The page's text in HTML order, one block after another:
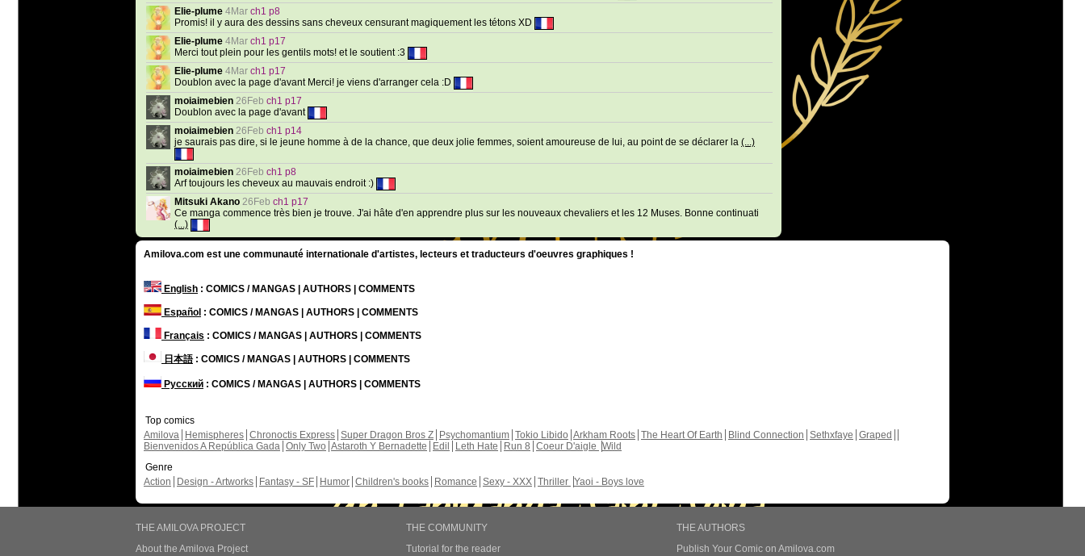
Elie-plume 4Mar ch1 p8
Promis! il y aura des dessins sans cheveux censurant magiquement les tétons XD
Elie-plume 4Mar ch1 p17
Merci tout plein pour les gentils mots! et le soutient :3
Elie-plume 4Mar ch1 p17
Doublon avec la page d'avant Merci! je viens d'arranger cela :D
moiaimebien 26Feb ch1 p17
Doublon avec la page d'avant
moiaimebien 26Feb ch1 p14
je saurais pas dire, si le jeune homme à de la chance, que deux jolie femmes, soient amoureuse de lui, au point de se déclarer la (...)
moiaimebien 26Feb ch1 p8
Arf toujours les cheveux au mauvais endroit :)
Mitsuki Akano 26Feb ch1 p17
Ce manga commence très bien je trouve. J'ai hâte d'en apprendre plus sur les nouveaux chevaliers et les 12 Muses. Bonne continuati
(...)
Amilova.com est une communauté internationale d'artistes, lecteurs et traducteurs d'oeuvres graphiques !
English : COMICS / MANGAS | AUTHORS | COMMENTS
Español : COMICS / MANGAS | AUTHORS | COMMENTS
Français : COMICS / MANGAS | AUTHORS | COMMENTS
日本語: COMICS / MANGAS | AUTHORS | COMMENTS
Русский : COMICS / MANGAS | AUTHORS | COMMENTS
Top comics
Amilova
Hemispheres Chronoctis Express Super Dragon Bros Z Psychomantium Tokio Libido Arkham Roots The Heart Of Earth Blind Connection Sethxfaye Graped
Bienvenidos A República Gada Only Two Astaroth Y Bernadette Edil Leth Hate Run 8 Coeur D'aigle Wild
Genre
Action
Design - Artworks Fantasy - SF Humor Children's books Romance Sexy - XXX Thriller Yaoi - Boys love
THE AMILOVA PROJECT
About the Amilova Project
THE COMMUNITY
Tutorial for the reader
THE AUTHORS
Publish Your Comic on Amilova.com